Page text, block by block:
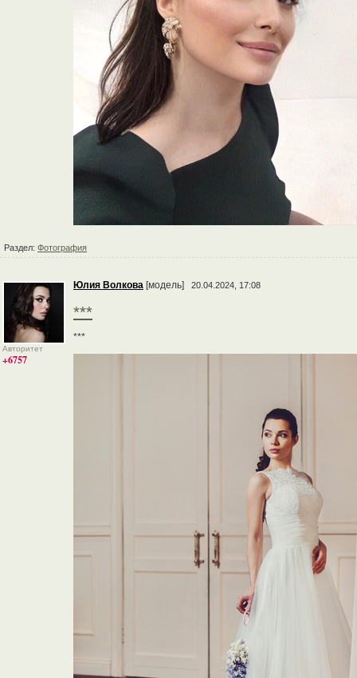
Раздел: Фотография
Авторитет
+6757
Юлия Волкова [модель] 20.04.2024, 17:08
***
***